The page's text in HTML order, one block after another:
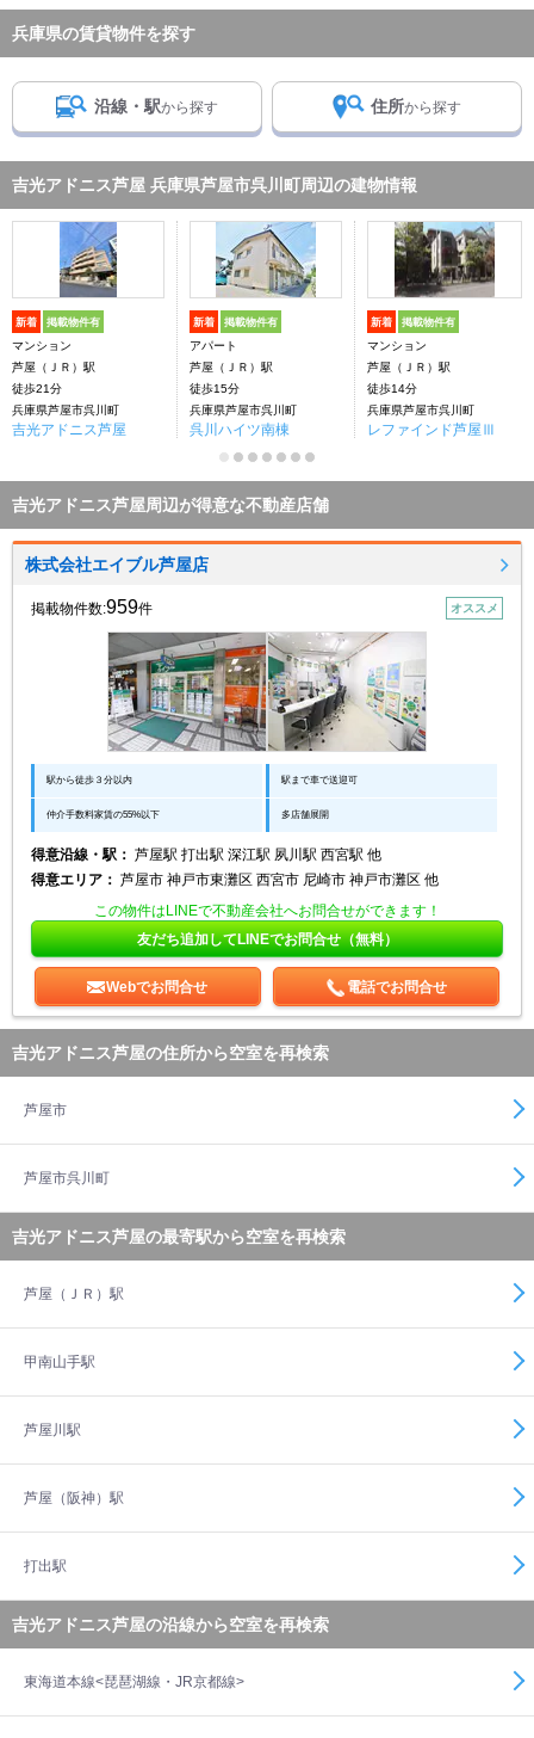
兵庫県の賃貸物件を探す
沿線・駅から探す 住所から探す
吉光アドニス芦屋 兵庫県芦屋市呉川町周辺の建物情報
新着 掲載物件有
マンション
芦屋（ＪＲ）駅
徒歩21分
兵庫県芦屋市呉川町
吉光アドニス芦屋
新着 掲載物件有
アパート
芦屋（ＪＲ）駅
徒歩15分
兵庫県芦屋市呉川町
呉川ハイツ南棟
新着 掲載物件有
マンション
芦屋（ＪＲ）駅
徒歩14分
兵庫県芦屋市呉川町
レファインド芦屋Ⅲ
吉光アドニス芦屋周辺が得意な不動産店舗
株式会社エイブル芦屋店
掲載物件数:959件 オススメ
駅から徒歩３分以内 駅まで車で送迎可
仲介手数料家賃の55%以下 多店舗展開
得意沿線・駅： 芦屋駅 打出駅 深江駅 夙川駅 西宮駅 他
得意エリア： 芦屋市 神戸市東灘区 西宮市 尼崎市 神戸市灘区 他
この物件はLINEで不動産会社へお問合せができます！
友だち追加してLINEでお問合せ（無料）
Webでお問合せ 電話でお問合せ
吉光アドニス芦屋の住所から空室を再検索
芦屋市
芦屋市呉川町
吉光アドニス芦屋の最寄駅から空室を再検索
芦屋（ＪＲ）駅
甲南山手駅
芦屋川駅
芦屋（阪神）駅
打出駅
吉光アドニス芦屋の沿線から空室を再検索
東海道本線<琵琶湖線・JR京都線>